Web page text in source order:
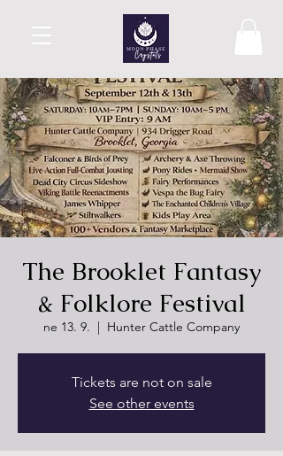
The Brooklet Fantasy
& Folklore Festival
ne 13. 9.
  |
Hunter Cattle Company
Tickets are not on sale
See other events